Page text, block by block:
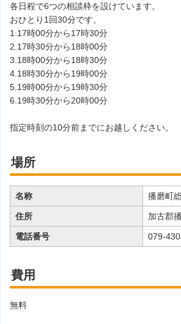
各日程で6つの相談枠を設けています。
おひとり1回30分です。
1.17時00分から17時30分
2.17時30分から18時00分
3.18時00分から18時30分
4.18時30分から19時00分
5.19時00分から19時30分
6.19時30分から20時00分
指定時刻の10分前までにお越しください。
場所
名称 播磨町
住所 加古郡
電話番号 079-
費用
無料